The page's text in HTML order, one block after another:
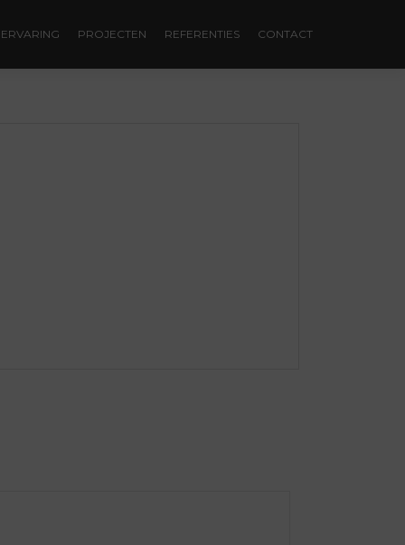
ERVARING PROJECTEN REFERENTIES CONTACT